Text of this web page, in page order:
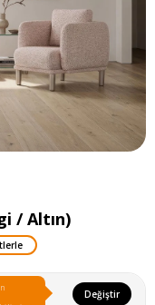
/ Altın)
Değiştir